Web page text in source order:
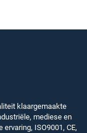
klaargemaakte
mediese en
ISO9001, CE,